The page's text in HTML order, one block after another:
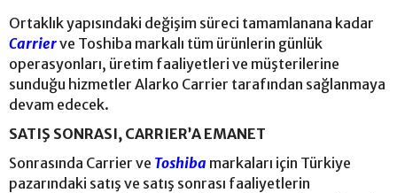
Ortaklık yapısındaki değişim süreci tamamlanana kadar
Carrierve Toshiba markalı tüm ürünlerin günlük
operasyonları, üretim faaliyetleri ve müşterilerine
sunduğu hizmetler Alarko Carrier tarafından sağlanmaya
devam edecek.
SATIŞ SONRASI, CARRIER’A EMANET
Sonrasında Carrier ve Toshiba markaları için Türkiye
pazarındaki satış ve satış sonrası faaliyetlerin